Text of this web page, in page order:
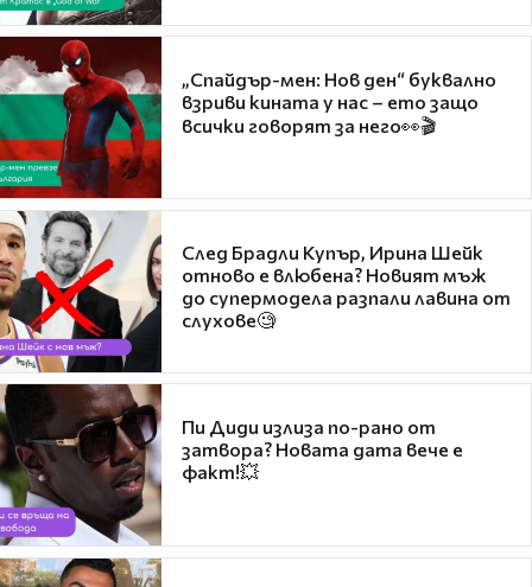
„Спайдър-мен: Нов ден“ буквално
взриви кината у нас – ето защо
всички говорят за него👀🎬
След Брадли Купър, Ирина Шейк
отново е влюбена? Новият мъж
до супермодела разпали лавина от
слухове🧐
Пи Диди излиза по-рано от
затвора? Новата дата вече е
факт!💥